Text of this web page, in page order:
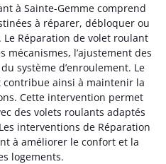
à Sainte-Gemme comprend
à réparer, débloquer ou
Réparation de volet roulant
l’ajustement des
système d’enroulement. Le
ainsi à maintenir la
Cette intervention permet
des volets roulants adaptés
interventions de Réparation
à améliorer le confort et la
logements.